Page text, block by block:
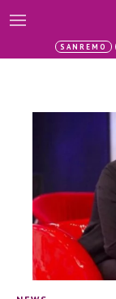
SANREMO